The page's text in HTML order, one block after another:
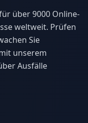
über 9000 Online-
weltweit. Prüfen
Sie
unserem
Ausfälle